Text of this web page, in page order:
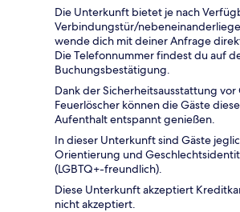
Die Unterkunft bietet je nach
Verbindungstür/
wende dich mit deiner Anfrage
Die Telefonnummer findest du auf
Buchungsbestätigung.
Dank der Sicherheitsausstattung
Feuerlöscher können die Gäste
Aufenthalt entspannt genießen.
In dieser Unterkunft sind Gäste
Orientierung und
(LGBTQ+-freundlich).
Diese Unterkunft akzeptiert
nicht akzeptiert.